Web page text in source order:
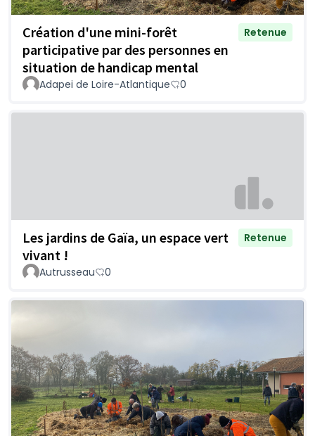
Création d'une mini-forêt
participative par des personnes en
situation de handicap mental
Retenue
Adapei de Loire-Atlantique 0
Les jardins de Gaïa, un espace vert
vivant !
Retenue
Autrusseau 0